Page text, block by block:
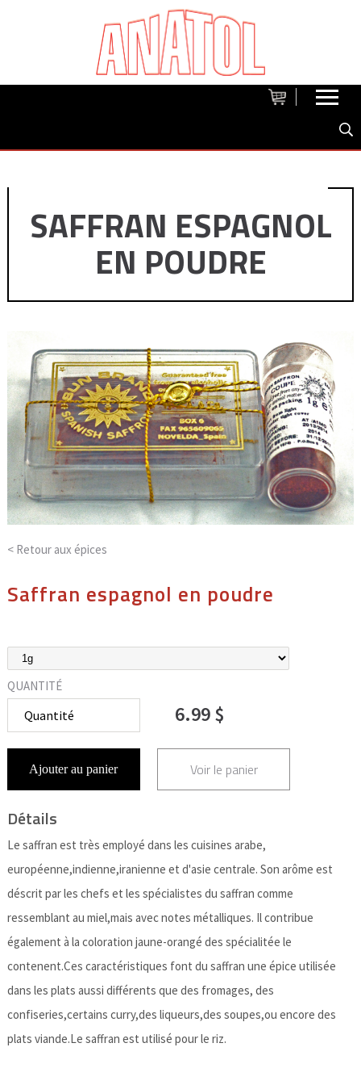
SAFFRAN ESPAGNOL
EN POUDRE
< Retour aux épices
Saffran espagnol en poudre
QUANTITÉ
6.99 $
Ajouter au panier Voir le panier
Détails
Le saffran est très employé dans les cuisines arabe,
européenne,indienne,iranienne et d'asie centrale. Son arôme est
déscrit par les chefs et les spécialistes du saffran comme
ressemblant au miel,mais avec notes métalliques. Il contribue
également à la coloration jaune-orangé des spécialitée le
contenent.Ces caractéristiques font du saffran une épice utilisée
dans les plats aussi différents que des fromages, des
confiseries,certains curry,des liqueurs,des soupes,ou encore des
plats viande.Le saffran est utilisé pour le riz.